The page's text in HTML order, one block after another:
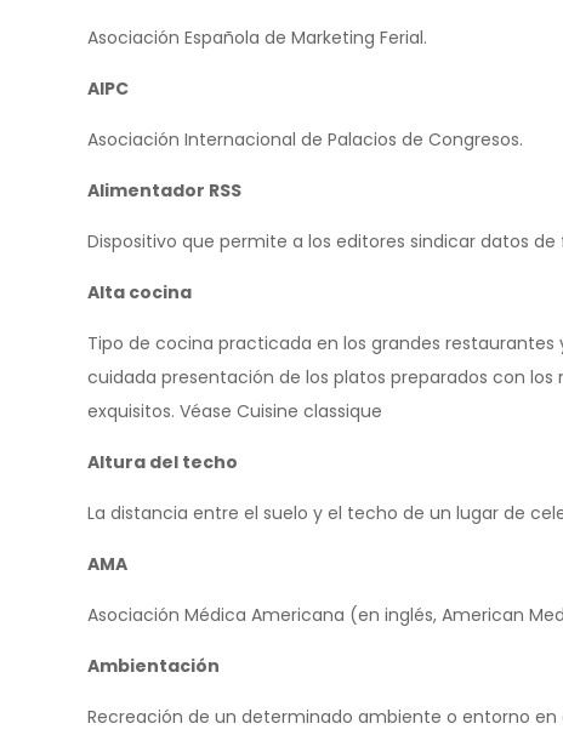
Asociación Española de Marketing Ferial.
AIPC
Asociación Internacional de Palacios de Congresos.
Alimentador RSS
Dispositivo que permite a los editores sindicar datos
Alta cocina
Tipo de cocina practicada en los grandes
cuidada presentación de los platos preparados con
exquisitos. Véase Cuisine classique
Altura del techo
La distancia entre el suelo y el techo de un lugar de
AMA
Asociación Médica Americana (en inglés, American
Ambientación
Recreación de un determinado ambiente o entorno